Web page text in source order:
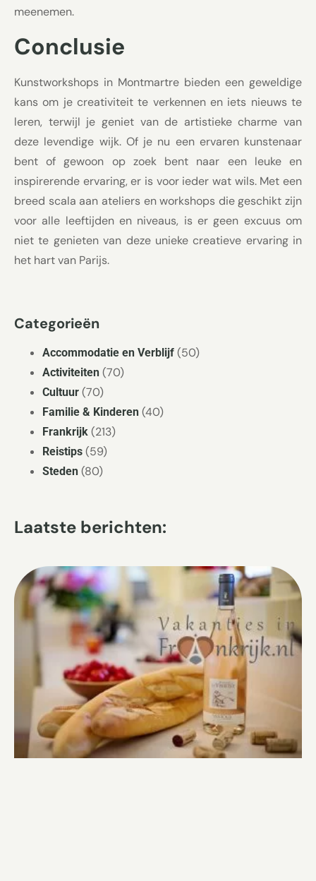
meenemen.
Conclusie
Kunstworkshops in Montmartre bieden een geweldige
kans om je creativiteit te verkennen en iets nieuws te
leren, terwijl je geniet van de artistieke charme van
deze levendige wijk. Of je nu een ervaren kunstenaar
bent of gewoon op zoek bent naar een leuke en
inspirerende ervaring, er is voor ieder wat wils. Met een
breed scala aan ateliers en workshops die geschikt zijn
voor alle leeftijden en niveaus, is er geen excuus om
niet te genieten van deze unieke creatieve ervaring in
het hart van Parijs.
Categorieën
Accommodatie en Verblijf (50)
Activiteiten (70)
Cultuur (70)
Familie & Kinderen (40)
Frankrijk (213)
Reistips (59)
Steden (80)
Laatste berichten: